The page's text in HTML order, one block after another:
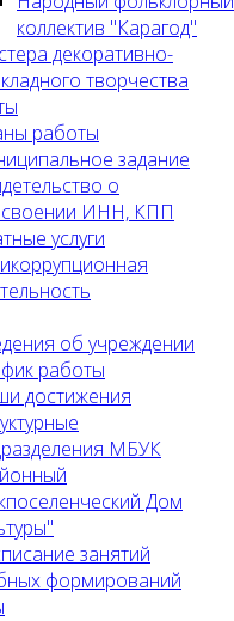
коллектив "Карагод"
декоративно-
творчества
работы
задание
о
ИНН, КПП
услуги
об учреждении
работы
достижения
МБУК
Дом
занятий
формирований